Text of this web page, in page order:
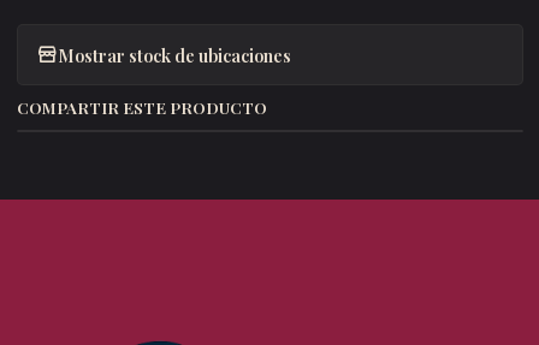
Mostrar stock de ubicaciones
COMPARTIR ESTE PRODUCTO